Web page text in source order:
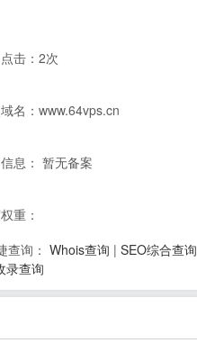
击：2次
名：www.64vps.cn
息： 暂无备案
重：
查询： Whois查询 | SEO综合查询
录查询